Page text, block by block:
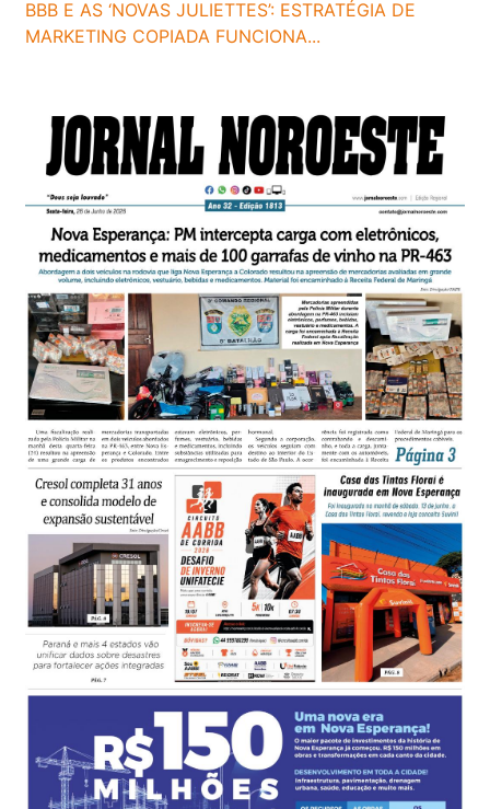
BBB E AS ‘NOVAS JULIETTES’: ESTRATÉGIA DE
MARKETING COPIADA FUNCIONA...